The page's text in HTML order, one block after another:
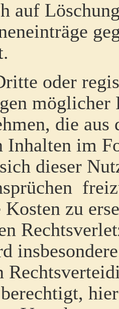
auf
oder
möglicher
die
Inhalten im
dieser
zu